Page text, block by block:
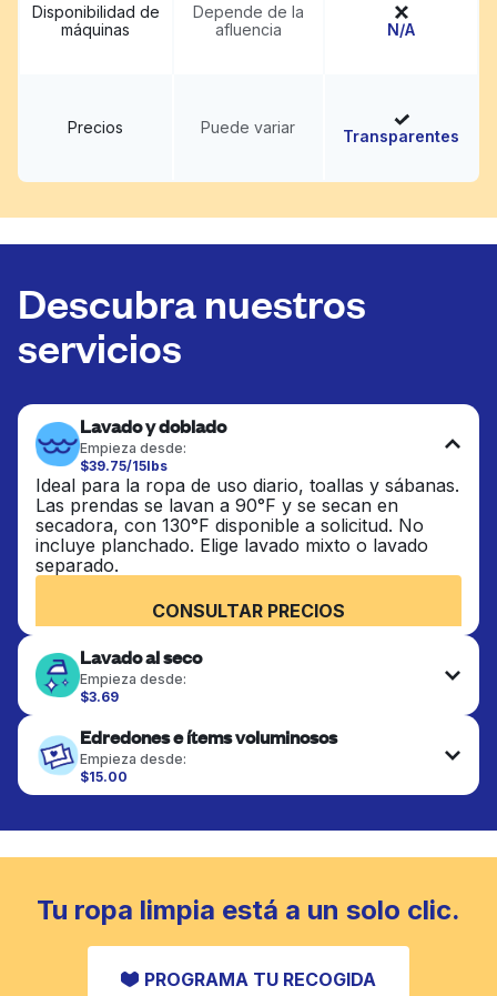
Disponibilidad de
máquinas
Depende de la
afluencia
N/A
Precios Puede variar Transparentes
Descubra nuestros
servicios
Lavado y doblado
Empieza desde:
$39.75/15lbs
Ideal para la ropa de uso diario, toallas y sábanas.
Las prendas se lavan a 90°F y se secan en
secadora, con 130°F disponible a solicitud. No
incluye planchado. Elige lavado mixto o lavado
separado.
CONSULTAR PRECIOS
Lavado al seco
Empieza desde:
$3.69
terminan de forma profesional. Adecuado para
trajes, vestidos, abrigos y telas que requieren
cuidado especial para mantener su forma, color y
textura.
Edredones e ítems voluminosos
Empieza desde:
$15.00
Los artículos grandes como edredones, mantas y
completamente. Diseñado para refrescar piezas
más pesadas que no caben en una lavadora
CONSULTAR PRECIOS
Tu ropa limpia está a un solo clic.
PROGRAMA TU RECOGIDA